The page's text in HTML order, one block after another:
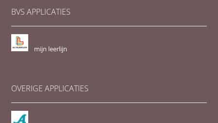
BVS APPLICATIES
mijn leerlijn
OVERIGE APPLICATIES